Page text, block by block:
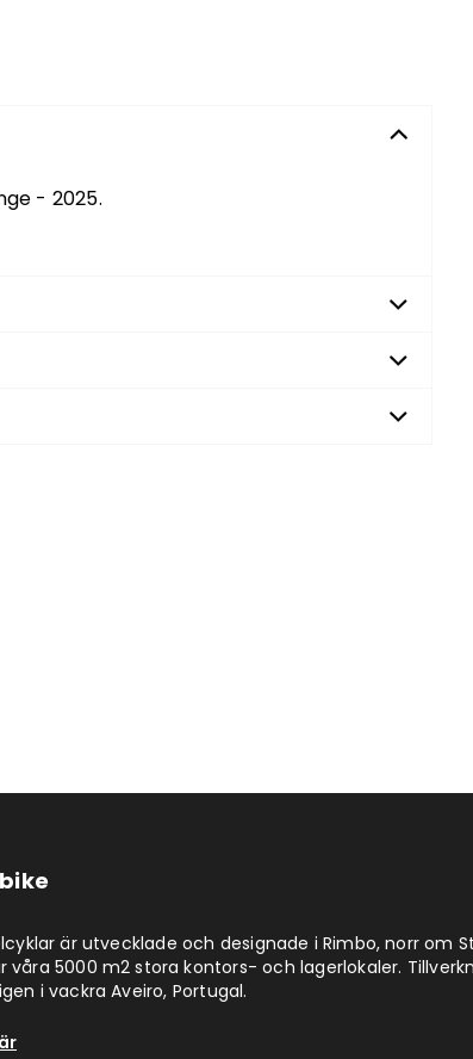
- 2025.
är utvecklade och designade i Rimbo, norr om
våra 5000 m2 stora kontors- och lagerlokaler.
i vackra Aveiro, Portugal.